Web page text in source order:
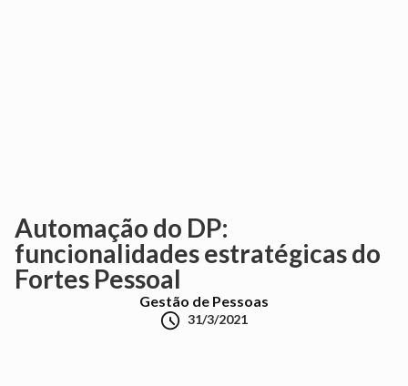
Automação do DP:
funcionalidades estratégicas do
Fortes Pessoal
Gestão de Pessoas
 31/3/2021